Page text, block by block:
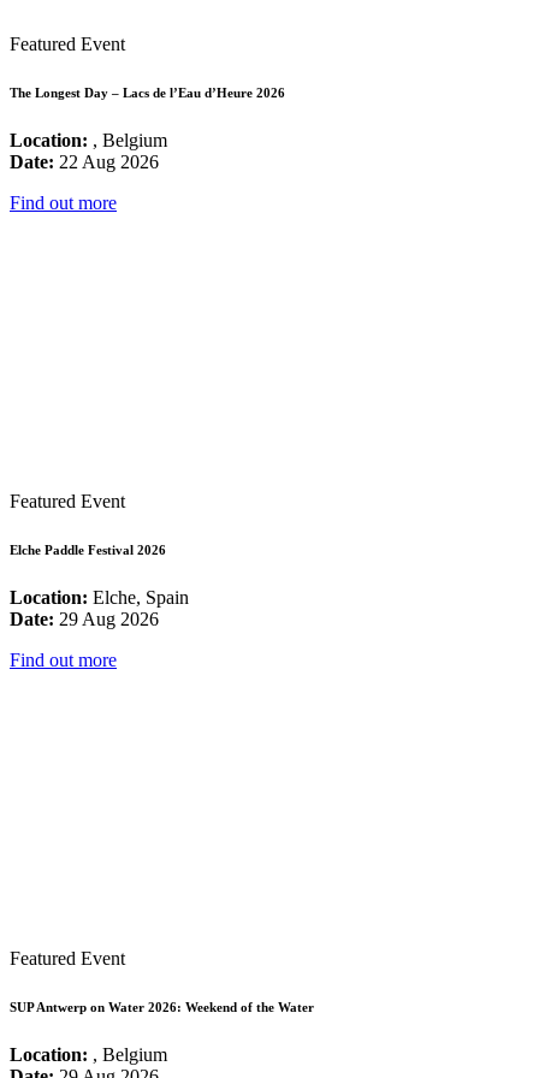
Featured Event
The Longest Day – Lacs de l’Eau d’Heure 2026
Location: , Belgium
Date: 22 Aug 2026
Find out more
Featured Event
Elche Paddle Festival 2026
Location: Elche, Spain
Date: 29 Aug 2026
Find out more
Featured Event
SUP Antwerp on Water 2026: Weekend of the Water
Location: , Belgium